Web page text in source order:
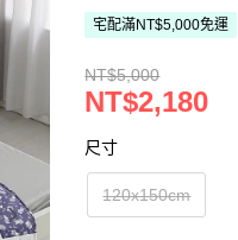
宅配滿NT$5,000免運
NT$5,000
NT$2,180
尺寸
120x150cm